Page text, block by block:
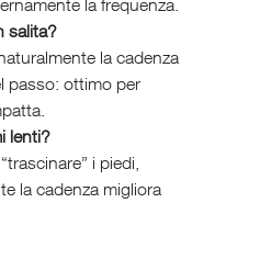
la frequenza.
salita?
la cadenza
passo: ottimo per
lenti?
i piedi,
la cadenza migliora